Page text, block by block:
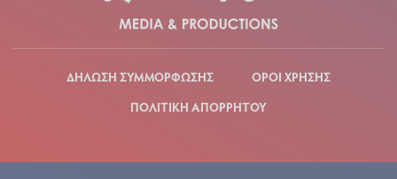
ΔΗΛΩΣΗ ΣΥΜΜΟΡΦΩΣΗΣ
ΟΡΟΙ ΧΡΗΣΗΣ
ΠΟΛΙΤΙΚΗ ΑΠΟΡΡΗΤΟΥ